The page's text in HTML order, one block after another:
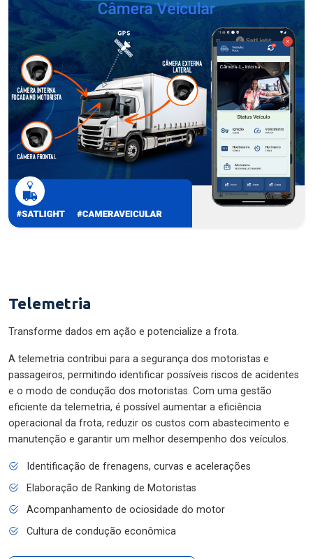
Telemetria
Transforme dados em ação e potencialize a frota.
A telemetria contribui para a segurança dos motoristas e
passageiros, permitindo identificar possíveis riscos de acidentes
e o modo de condução dos motoristas. Com uma gestão
eficiente da telemetria, é possível aumentar a eficiência
operacional da frota, reduzir os custos com abastecimento e
manutenção e garantir um melhor desempenho dos veículos.
Identificação de frenagens, curvas e acelerações
Elaboração de Ranking de Motoristas
Acompanhamento de ociosidade do motor
Cultura de condução econômica